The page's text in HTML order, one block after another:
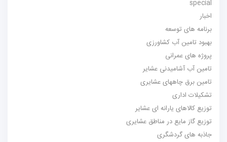
special
اخبار
برنامه های توسعه
بهبود تامین آب کشاورزی
پروژه های عمرانی
تامین آب آشامیدنی عشایر
تامین برق چاههای عشایری
تشکیلات اداری
توزیع کالاهای یارانه ای عشایر
توزیع گاز مایع در مناطق عشایری
جاذبه های گردشگری